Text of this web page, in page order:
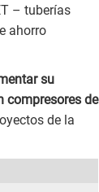
– tuberías
ahorro
su
compresores de
de la